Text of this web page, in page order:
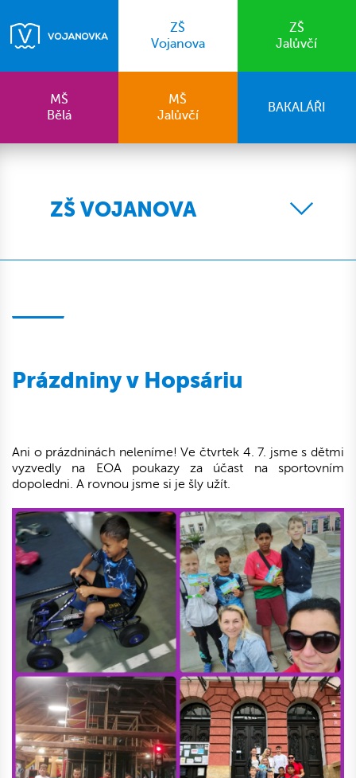
ZŠ
Vojanova
ZŠ
Jalůvčí
MŠ
Bělá
MŠ
Jalůvčí
BAKALÁŘI
ZŠ VOJANOVA
Prázdniny v Hopsáriu
Ani o prázdninách neleníme! Ve čtvrtek 4. 7. jsme s dětmi
vyzvedly na EOA poukazy za účast na sportovním
dopoledni. A rovnou jsme si je šly užít.